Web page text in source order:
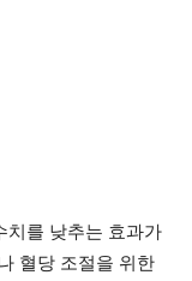
치를 낮추는 효과가
혈당 조절을 위한